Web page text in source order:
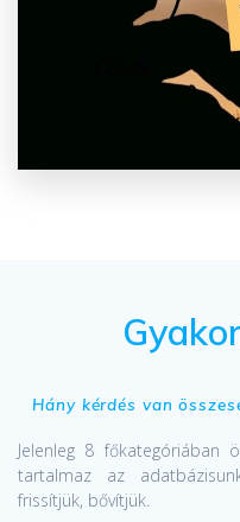
Hány kérdés van
Jelenleg 8 főkategóriában
tartalmaz az
frissítjük, bővítjük.